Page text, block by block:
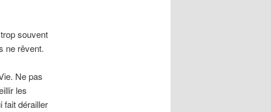
souvent
ne rêvent.
Ne pas
les
fait dérailler